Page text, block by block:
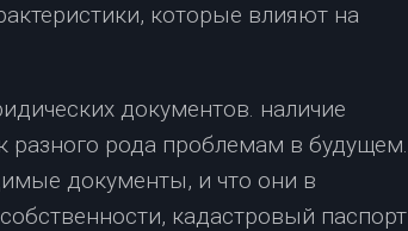
которые влияют на
документов. наличие
разного рода проблемам в будущем.
документы, и что они в
кадастровый паспорт